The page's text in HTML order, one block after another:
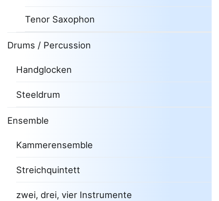
Tenor Saxophon
Drums / Percussion
Handglocken
Steeldrum
Ensemble
Kammerensemble
Streichquintett
zwei, drei, vier Instrumente